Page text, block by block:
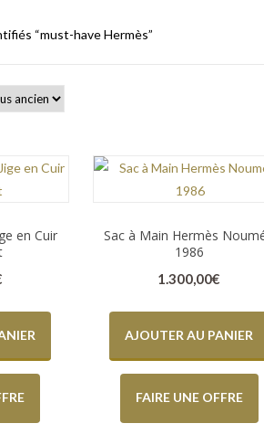
“must-have Hermès”
en Cuir
Sac à Main Hermès
1986
1.300,00€
AJOUTER AU PANIER
FAIRE UNE OFFRE